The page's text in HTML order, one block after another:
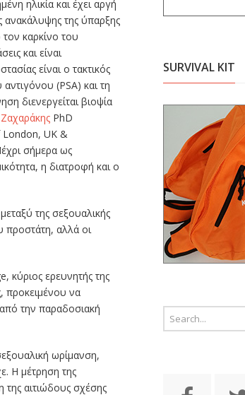
ηλικία και έχει αργή
της ύπαρξης
καρκίνο του
και είναι
είναι ο τακτικός
(PSA) και τη
διενεργείται βιοψία
PhD
London, UK &
σήμερα ως
η διατροφή και ο
της σεξουαλικής
προστάτη, αλλά οι
κύριος ερευνητής της
προκειμένου να
την παραδοσιακή
ωρίμανση,
Η μέτρηση της
της αιτιώδους σχέσης
SURVIVAL KIT